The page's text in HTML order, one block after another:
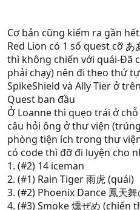
Cơ bản cũng kiếm ra gần
Red Lion có 1 số quest cỡ
thì không chiến với quái-Đã
phải chạy) nên đi theo thứ
SpikeShield và Ally Tier ở
Quest ban đầu
Ở Loanne thì quẹo trái ở
câu hỏi ông ở thư viện
phòng tiện ích trong thư
có code thì đỡ đi luyện cho
1. (#2) 14 iceman
2. (#1) Rain Tiger 雨虎 (quái)
3. (#2) Phoenix Dance 鳳天
4. (#3) Smoke 燻ぜめ (chiến